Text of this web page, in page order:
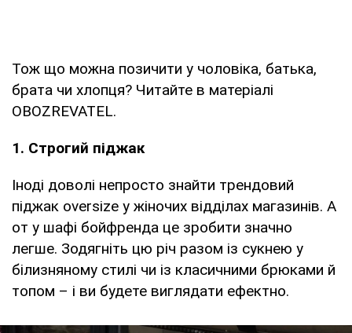
Тож що можна позичити у чоловіка, батька,
брата чи хлопця? Читайте в матеріалі
OBOZREVATEL.
1. Строгий піджак
Іноді доволі непросто знайти трендовий
піджак oversize у жіночих відділах магазинів. А
от у шафі бойфренда це зробити значно
легше. Зодягніть цю річ разом із сукнею у
білизняному стилі чи із класичними брюками й
топом – і ви будете виглядати ефектно.